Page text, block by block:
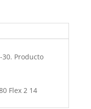
Producto
Flex 2 14